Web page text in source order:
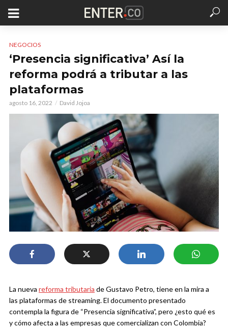
NEGOCIOS
‘Presencia significativa’ Así la
reforma podrá a tributar a las
plataformas
agosto 16, 2022 David Jojoa
La nueva reforma tributaria de Gustavo Petro, tiene en la mira a
las plataformas de streaming. El documento presentado
contempla la figura de “Presencia significativa”, pero ¿esto qué es
y cómo afecta a las empresas que comercializan con Colombia?